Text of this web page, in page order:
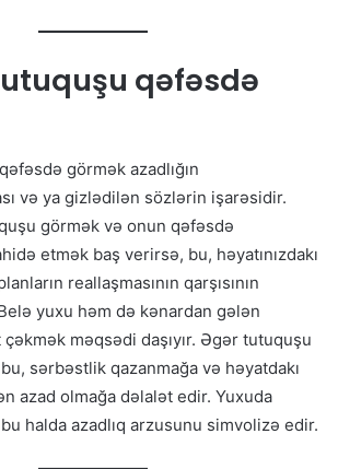
qəfəsdə
görmək azadlığın
və ya gizlədilən sözlərin işarəsidir.
görmək və onun qəfəsdə
etmək baş verirsə, bu, həyatınızdakı
reallaşmasının qarşısının
Belə yuxu həm də kənardan gələn
məqsədi daşıyır. Əgər tutuquşu
sərbəstlik qazanmağa və həyatdakı
azad olmağa dəlalət edir. Yuxuda
halda azadlıq arzusunu simvolizə edir.